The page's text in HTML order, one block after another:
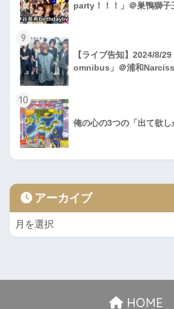
party！！！」＠巣鴨獅子
9
【ライブ告知】2024/8/
omnibus」＠浦和
10
俺の心の3つの「出て欲し
アーカイブ
HOME